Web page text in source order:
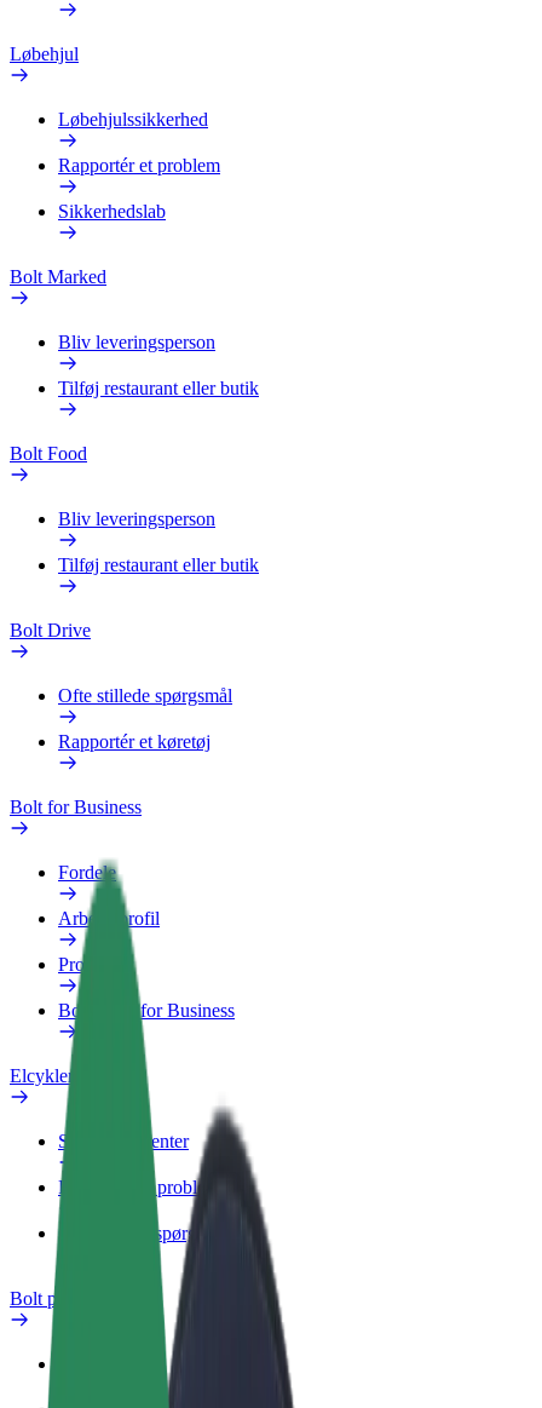
Løbehjul
Løbehjulssikkerhed
Rapportér et problem
Sikkerhedslab
Bolt Marked
Bliv leveringsperson
Tilføj restaurant eller butik
Bolt Food
Bliv leveringsperson
Tilføj restaurant eller butik
Bolt Drive
Ofte stillede spørgsmål
Rapportér et køretøj
Bolt for Business
Fordele
Arbejdsprofil
Produkter
Bolt Food for Business
Elcykler
Sikkerhedscenter
Rapportér et problem
Ofte stillede spørgsmål
Bolt plus